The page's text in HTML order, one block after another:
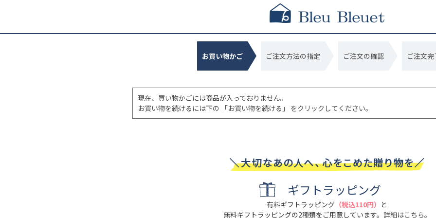
お買い物かご ご注文方法の指定 ご注文の確認 ご注文完
現在、買い物かごには商品が入っておりません。
お買い物を続けるには下の 「お買い物を続ける」 をクリックしてください。
ギフトラッピング
有料ギフトラッピング （税込110円） と
無料ギフトラッピングの2種類をご用意しています。 詳細はこちら。